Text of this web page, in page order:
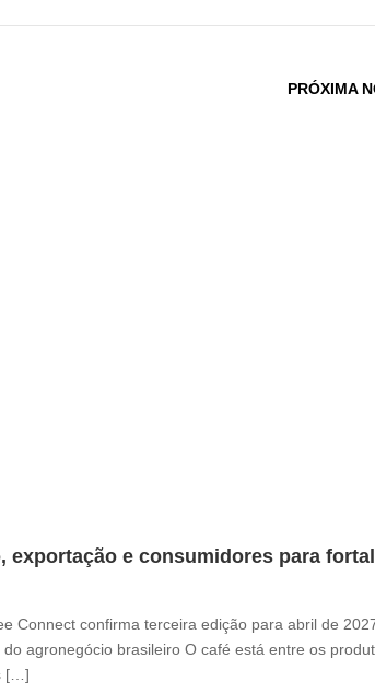
PRÓXIMA
e consumidores para
Connect confirma terceira edição para abril de
agronegócio brasileiro O café está entre os
[…]